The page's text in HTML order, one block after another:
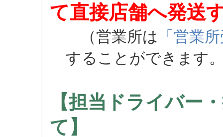
て直接店舗へ発送
（営業所は 「営業
することができます
【担当ドライバー
て】